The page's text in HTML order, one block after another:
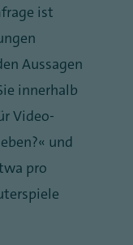
ist
Aussagen
innerhalb
Video-
und
pro